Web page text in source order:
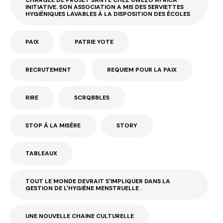
INITIATIVE. SON ASSOCIATION A MIS DES SERVIETTES
HYGIÉNIQUES LAVABLES À LA DISPOSITION DES ÉCOLES
PAIX PATRIE YOTE
RECRUTEMENT REQUIEM POUR LA PAIX
RIRE SCRQBBLES
STOP À LA MISÈRE STORY
TABLEAUX
TOUT LE MONDE DEVRAIT S'IMPLIQUER DANS LA
GESTION DE L'HYGIÈNE MENSTRUELLE .
UNE NOUVELLE CHAINE CULTURELLE